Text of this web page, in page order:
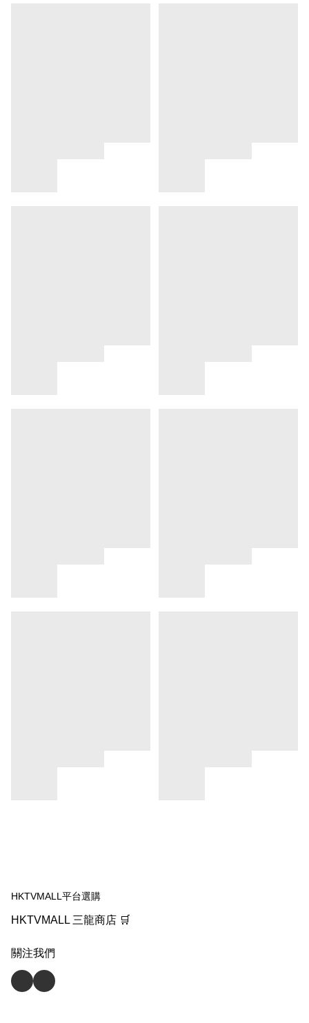
HKTVMALL平台選購
HKTVMALL 三龍商店 🛒
關注我們